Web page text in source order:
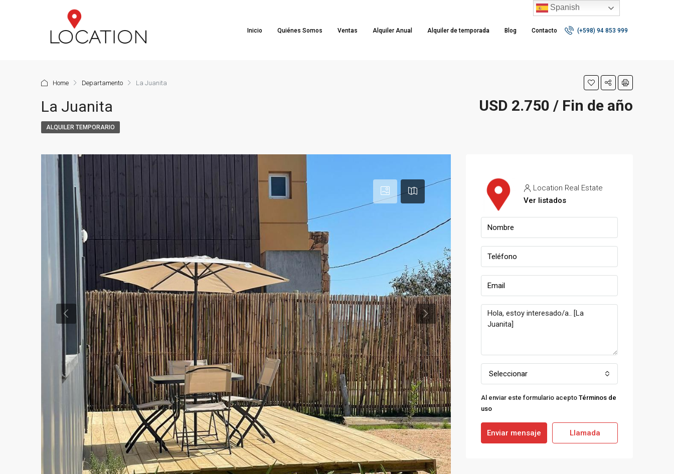
Inicio Quiénes Somos Ventas Alquiler Anual Alquiler de temporada Blog Contacto (+598) 94 853 999
Home Departamento La Juanita
La Juanita USD 2.750 / Fin de año
ALQUILER TEMPORARIO
Location Real Estate
Ver listados
Seleccionar
Al enviar este formulario acepto Términos de
uso
Enviar mensaje Llamada
Spanish